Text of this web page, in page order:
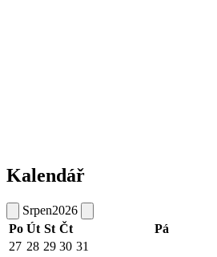
Kalendář
Srpen2026
Po Út St Čt Pá
27 28 29 30 31